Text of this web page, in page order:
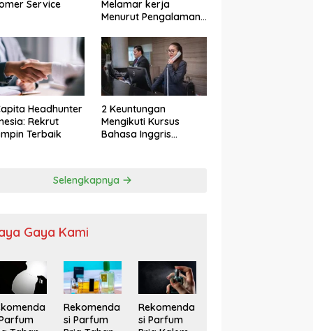
Service
Melamar kerja
Menurut Pengalaman
Headhunter
Rekrut
Terbaik
2 Keuntungan
Mengikuti Kursus
Bahasa Inggris
Selengkapnya
Gaya Kami
Rekomenda
si Parfum
Rekomenda
si Parfum